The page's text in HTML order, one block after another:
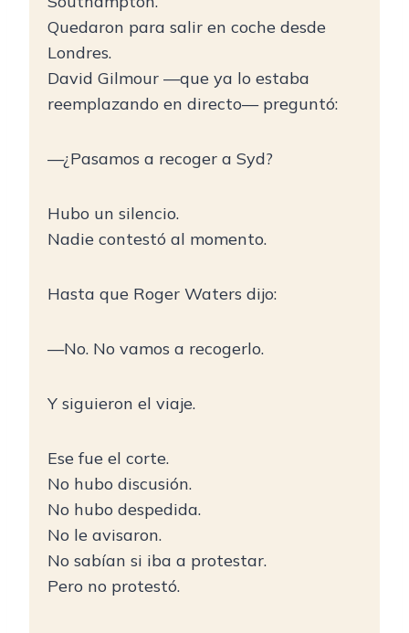
Quedaron para salir en coche desde
Londres.
David Gilmour —que ya lo estaba
reemplazando en directo— preguntó:
—¿Pasamos a recoger a Syd?
Hubo un silencio.
Nadie contestó al momento.
Hasta que Roger Waters dijo:
—No. No vamos a recogerlo.
Y siguieron el viaje.
Ese fue el corte.
No hubo discusión.
No hubo despedida.
No le avisaron.
No sabían si iba a protestar.
Pero no protestó.